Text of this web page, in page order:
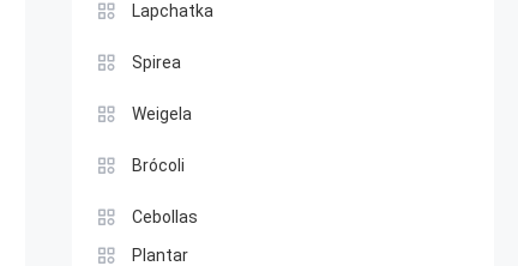
Lapchatka
Spirea
Weigela
Brócoli
Cebollas
Plantar